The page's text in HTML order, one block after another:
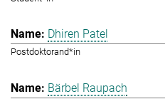
Dhiren Patel
Postdoktorand*in
Bärbel Raupach